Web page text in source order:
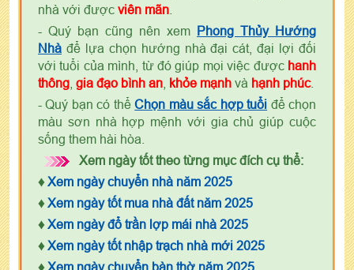
nhà với được viên mãn
- Quý bạn cũng nên xem Phong Thủy Hướng
Nhà để lựa chọn hướng nhà đại cát, đại lợi đối
với tuổi của mình, từ đó giúp mọi việc được hanh
thông gia đạo bình an khỏe mạnh và hạnh phúc.
- Quý bạn có thểChọn màu sắc hợp tuổi để chọn
màu sơn nhà hợp mệnh với gia chủ giúp cuộc
sống them hài hòa.
Xem ngày tốt theo từng mục đích cụ thể:
♦ Xem ngày chuyển nhà năm 2025
♦ Xem ngày tốt mua nhà đất năm 2025
♦ Xem ngày đổ trần lợp mái nhà 2025
♦ Xem ngày tốt nhập trạch nhà mới 2025
♦ Xem ngày chuyển bàn thờ năm 2025